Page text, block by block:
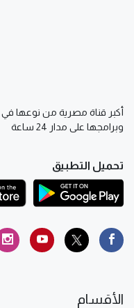
أكبر قناة مصرية من نوعها في
وبرامجها على مدار 24 ساعة
تحميل التطبيق
الأقسام